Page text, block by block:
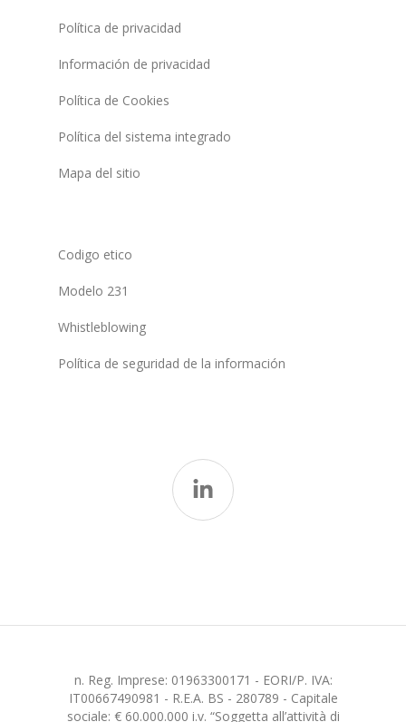
Política de privacidad
Información de privacidad
Política de Cookies
Política del sistema integrado
Mapa del sitio
Codigo etico
Modelo 231
Whistleblowing
Política de seguridad de la información
n. Reg. Imprese: 01963300171 - EORI/P. IVA:
IT00667490981 - R.E.A. BS - 280789 - Capitale
sociale: € 60.000.000 i.v. “Soggetta all’attività di